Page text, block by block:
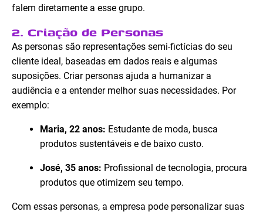
falem diretamente a esse grupo.
2. Criação de Personas
As personas são representações semi-fictícias do seu
cliente ideal, baseadas em dados reais e algumas
suposições. Criar personas ajuda a humanizar a
audiência e a entender melhor suas necessidades. Por
exemplo:
Maria, 22 anos: Estudante de moda, busca
produtos sustentáveis e de baixo custo.
José, 35 anos: Profissional de tecnologia, procura
produtos que otimizem seu tempo.
Com essas personas, a empresa pode personalizar suas